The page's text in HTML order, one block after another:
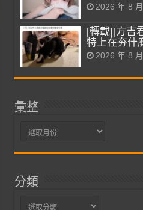
2026 年 8
[轉載][方吉
特上在夯什
2026 年 8
彙整
彙
分類
分